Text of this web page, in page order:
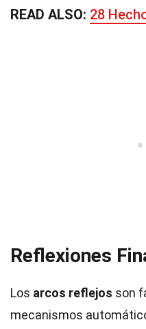
READ ALSO: 28
Reflexiones
Los arcos reflejos son
mecanismos